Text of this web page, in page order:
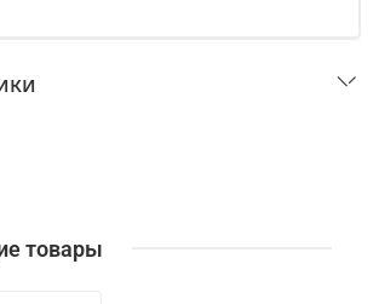
товары